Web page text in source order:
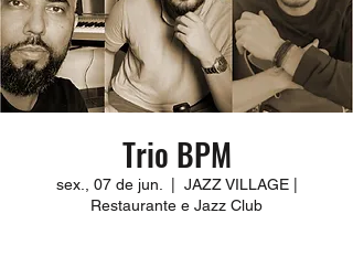
Trio BPM
sex., 07 de jun.
JAZZ VILLAGE |
Restaurante e Jazz Club